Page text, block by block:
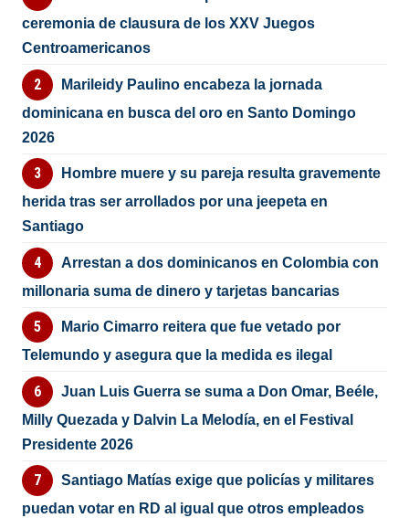
ceremonia de clausura de los XXV Juegos
Centroamericanos
Marileidy Paulino encabeza la jornada
dominicana en busca del oro en Santo Domingo
2026
Hombre muere y su pareja resulta gravemente
herida tras ser arrollados por una jeepeta en
Santiago
Arrestan a dos dominicanos en Colombia con
millonaria suma de dinero y tarjetas bancarias
Mario Cimarro reitera que fue vetado por
Telemundo y asegura que la medida es ilegal
Juan Luis Guerra se suma a Don Omar, Beéle,
Milly Quezada y Dalvin La Melodía, en el Festival
Presidente 2026
Santiago Matías exige que policías y militares
puedan votar en RD al igual que otros empleados